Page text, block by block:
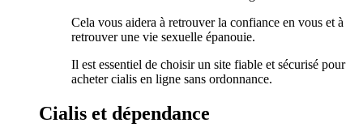
Cela vous aidera à retrouver la confiance en vous et à
retrouver une vie sexuelle épanouie.
Il est essentiel de choisir un site fiable et sécurisé pour
acheter cialis en ligne sans ordonnance.
Cialis et dépendance